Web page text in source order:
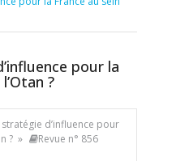
pour la
?
d’influence pour
? »
Revue n° 856